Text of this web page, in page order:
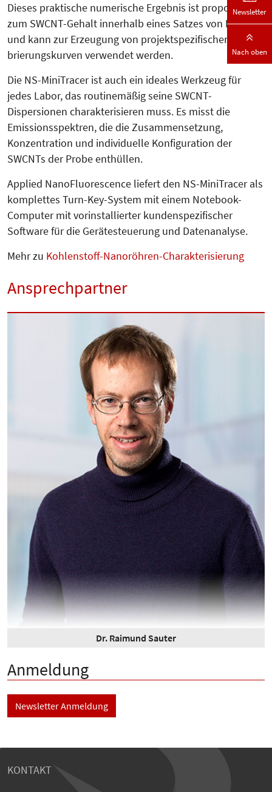
Dieses praktische numeri­sche Ergebnis ist proportional
zum SWCNT-Gehalt innerhalb eines Sat­zes von Proben
und kann zur Erzeugung von projektspezifischen Kali­
brierungskurven verwendet werden.
Die NS-MiniTracer ist auch ein ideales Werkzeug für
jedes Labor, das routinemäßig seine SWCNT-
Dispersionen charakterisieren muss. Es misst die
Emissionsspektren, die die Zusammensetzung,
Konzentration und individuelle Konfiguration der
SWCNTs der Probe enthüllen.
Applied NanoFluorescence liefert den NS-MiniTracer als
komplettes Turn-Key-System mit einem Notebook-
Computer mit vorinstallierter kundenspezifischer
Software für die Ge­rätesteuerung und Datenanalyse.
Mehr zu Kohlenstoff-Nanoröhren-Charakterisierung
Ansprechpartner
Dr. Raimund Sauter
Anmeldung
Newsletter Anmeldung
KONTAKT
Newsletter
Nach oben